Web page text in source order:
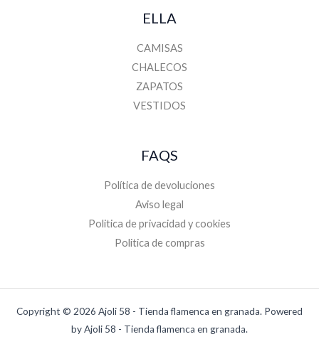
ELLA
CAMISAS
CHALECOS
ZAPATOS
VESTIDOS
FAQS
Política de devoluciones
Aviso legal
Politica de privacidad y cookies
Politica de compras
Copyright © 2026 Ajoli 58 - Tienda flamenca en granada. Powered
by Ajoli 58 - Tienda flamenca en granada.